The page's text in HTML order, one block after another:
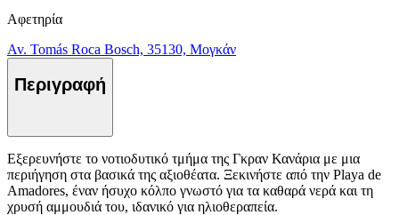
Αφετηρία
Av. Tomás Roca Bosch, 35130, Μογκάν
Περιγραφή
Εξερευνήστε το νοτιοδυτικό τμήμα της Γκραν Κανάρια με μια
περιήγηση στα βασικά της αξιοθέατα. Ξεκινήστε από την Playa de
Amadores, έναν ήσυχο κόλπο γνωστό για τα καθαρά νερά και τη
χρυσή αμμουδιά του, ιδανικό για ηλιοθεραπεία.